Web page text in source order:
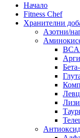
Начало
Fitness Chef
Хранителни
Азотни/